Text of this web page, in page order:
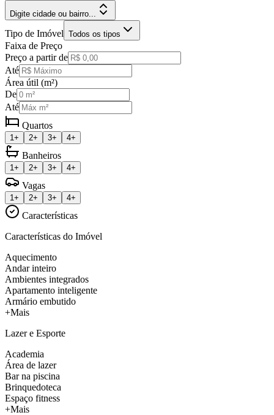
Digite cidade ou bairro...
Tipo de Imóvel Todos os tipos
Faixa de Preço
Preço a partir de
Até
Área útil (m²)
De
Até
Quartos
1+ 2+ 3+ 4+
Banheiros
1+ 2+ 3+ 4+
Vagas
1+ 2+ 3+ 4+
Características
Características do Imóvel
Aquecimento
Andar inteiro
Ambientes integrados
Apartamento inteligente
Armário embutido
+Mais
Lazer e Esporte
Academia
Área de lazer
Bar na piscina
Brinquedoteca
Espaço fitness
+Mais